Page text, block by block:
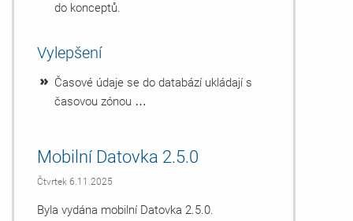
do konceptů.
Vylepšení
Časové údaje se do databází ukládají s
časovou zónou …
Mobilní Datovka 2.5.0
Čtvrtek 6.11.2025
Byla vydána mobilní Datovka 2.5.0.